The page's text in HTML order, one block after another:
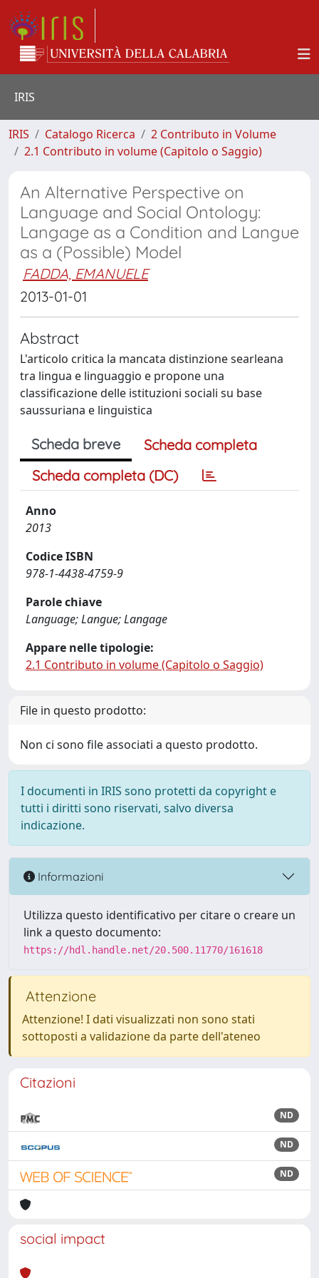
IRIS
IRIS Catalogo Ricerca
2 Contributo in Volume
2.1 Contributo in volume (Capitolo o Saggio)
An Alternative Perspective on
Language and Social Ontology:
Langage as a Condition and Langue
as a (Possible) Model
FADDA, EMANUELE
2013-01-01
Abstract
L'articolo critica la mancata distinzione searleana
tra lingua e linguaggio e propone una
classificazione delle istituzioni sociali su base
saussuriana e linguistica
Scheda breve
Scheda completa
Scheda completa (DC)
Anno
2013
Codice ISBN
978-1-4438-4759-9
Parole chiave
Language; Langue; Langage
Appare nelle tipologie:
2.1 Contributo in volume (Capitolo o Saggio)
File in questo prodotto:
Non ci sono file associati a questo prodotto.
I documenti in IRIS sono protetti da copyright e
tutti i diritti sono riservati, salvo diversa
indicazione.
Informazioni
Utilizza questo identificativo per citare o creare un
link a questo documento:
https://hdl.handle.net/20.500.11770/161618
Attenzione
Attenzione! I dati visualizzati non sono stati
sottoposti a validazione da parte dell'ateneo
Citazioni
ND
ND
ND
social impact